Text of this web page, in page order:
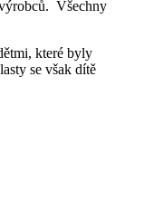
Všechny
které byly
se však dítě